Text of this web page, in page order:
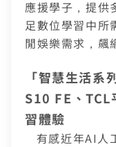
流自由配
創！計量光纖
全戶通
路品質
速測試
動看DAZN
流影音介紹
付費頻道
有線電視
視節目表
趣tv免費看
慧生活家電
應援學子，提供
足數位學習中所
閒娛樂需求，飆
「智慧生活
S10 FE、TCL
習體驗
有感近年AI人